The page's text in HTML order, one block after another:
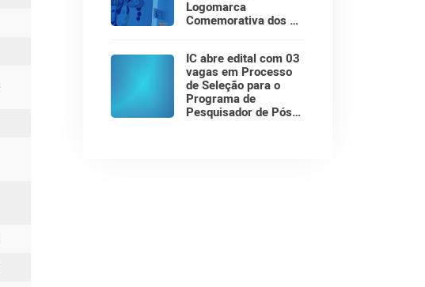
Logomarca
Comemorativa dos 30
IC abre edital com 03
vagas em Processo
de Seleção para o
Programa de
Pesquisador de Pós-